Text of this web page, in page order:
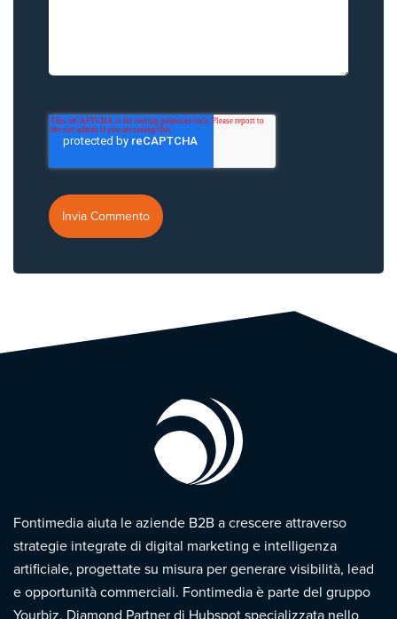
Fontimedia aiuta le aziende B2B a crescere attraverso
strategie integrate di digital marketing e intelligenza
artificiale, progettate su misura per generare visibilità, lead
e opportunità commerciali. Fontimedia è parte del gruppo